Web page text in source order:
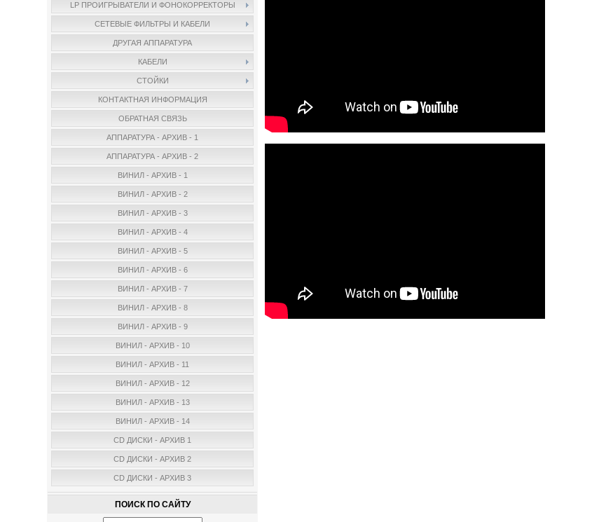
LP ПРОИГРЫВАТЕЛИ И ФОНОКОРРЕКТОРЫ
СЕТЕВЫЕ ФИЛЬТРЫ И КАБЕЛИ
ДРУГАЯ АППАРАТУРА
КАБЕЛИ
СТОЙКИ
КОНТАКТНАЯ ИНФОРМАЦИЯ
ОБРАТНАЯ СВЯЗЬ
АППАРАТУРА - АРХИВ - 1
АППАРАТУРА - АРХИВ - 2
ВИНИЛ - АРХИВ - 1
ВИНИЛ - АРХИВ - 2
ВИНИЛ - АРХИВ - 3
ВИНИЛ - АРХИВ - 4
ВИНИЛ - АРХИВ - 5
ВИНИЛ - АРХИВ - 6
ВИНИЛ - АРХИВ - 7
ВИНИЛ - АРХИВ - 8
ВИНИЛ - АРХИВ - 9
ВИНИЛ - АРХИВ - 10
ВИНИЛ - АРХИВ - 11
ВИНИЛ - АРХИВ - 12
ВИНИЛ - АРХИВ - 13
ВИНИЛ - АРХИВ - 14
CD ДИСКИ - АРХИВ 1
CD ДИСКИ - АРХИВ 2
CD ДИСКИ - АРХИВ 3
ПОИСК ПО САЙТУ